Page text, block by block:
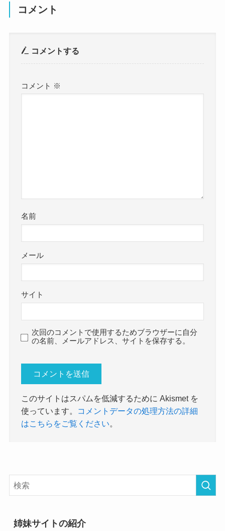
コメント
コメントする
コメント ※
名前
メール
サイト
次回のコメントで使用するためブラウザーに自分
の名前、メールアドレス、サイトを保存する。
このサイトはスパムを低減するために Akismet を
使っています。
コメントデータの処理方法の詳細
はこちらをご覧ください。
姉妹サイトの紹介